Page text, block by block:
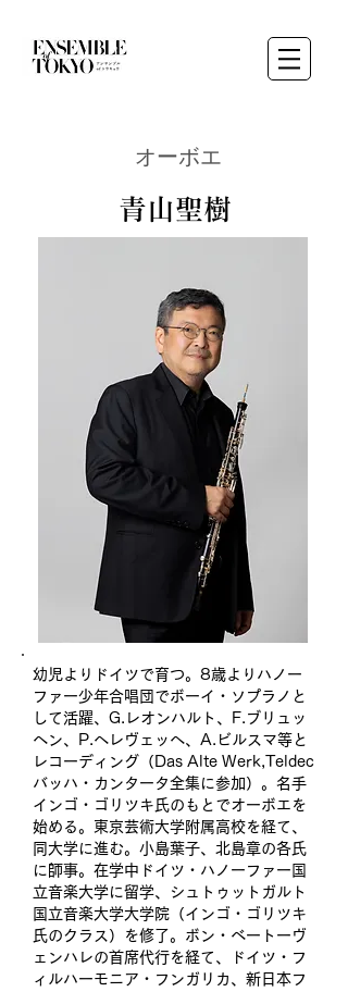
​オーボエ
青山聖樹
幼児よりドイツで育つ。8歳よりハノー
ファー少年合唱団でボーイ・ソプラノと
して活躍、G.レオンハルト、F.ブリュッ
ヘン、P.ヘレヴェッヘ、A.ビルスマ等と
レコーディング（Das Alte Werk,Teldec
バッハ・カンタータ全集に参加）。名手
インゴ・ゴリツキ氏のもとでオーボエを
始める。東京芸術大学附属高校を経て、
同大学に進む。小島葉子、北島章の各氏
に師事。在学中ドイツ・ハノーファー国
立音楽大学に留学、シュトゥットガルト
国立音楽大学大学院（インゴ・ゴリツキ
氏のクラス）を修了。ボン・ベートーヴ
ェンハレの首席代行を経て、ドイツ・フ
ィルハーモニア・フンガリカ、新日本フ